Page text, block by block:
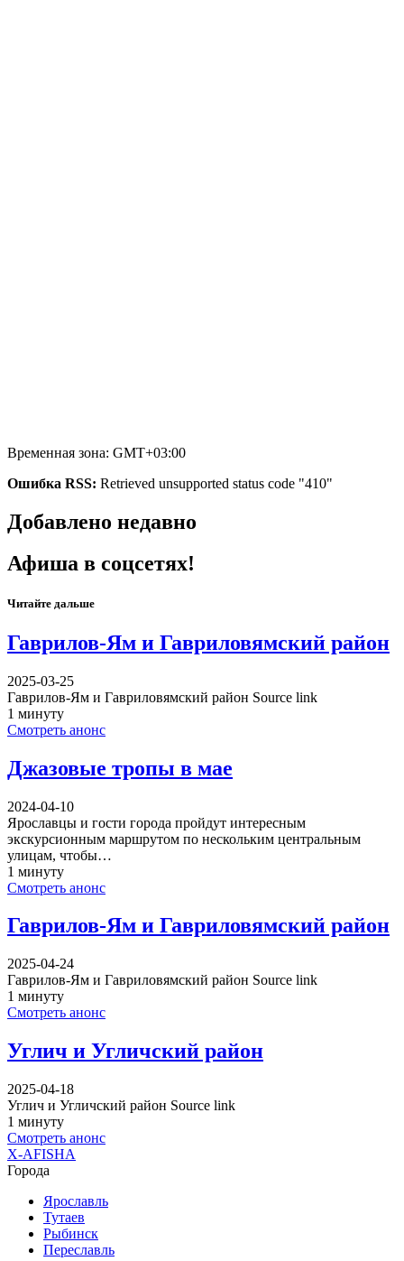
Временная зона: GMT+03:00
Ошибка RSS: Retrieved unsupported status code "410"
Добавлено недавно
Афиша в соцсетях!
Читайте дальше
Гаврилов-Ям и Гавриловямский район
2025-03-25
Гаврилов-Ям и Гавриловямский район Source link
1 минуту
Смотреть анонс
Джазовые тропы в мае
2024-04-10
Ярославцы и гости города пройдут интересным
экскурсионным маршрутом по нескольким центральным
улицам, чтобы…
1 минуту
Смотреть анонс
Гаврилов-Ям и Гавриловямский район
2025-04-24
Гаврилов-Ям и Гавриловямский район Source link
1 минуту
Смотреть анонс
Углич и Угличский район
2025-04-18
Углич и Угличский район Source link
1 минуту
Смотреть анонс
X-AFISHA
Города
Ярославль
Тутаев
Рыбинск
Переславль